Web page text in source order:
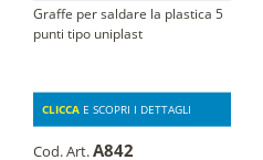
Graffe per saldare la plastica 5
punti tipo uniplast
CLICCA E SCOPRI I DETTAGLI
Cod. Art.A842